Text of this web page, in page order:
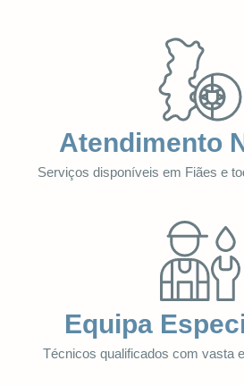
Atendimento
Serviços disponíveis em Fiães e
Equipa
Técnicos qualificados com vasta